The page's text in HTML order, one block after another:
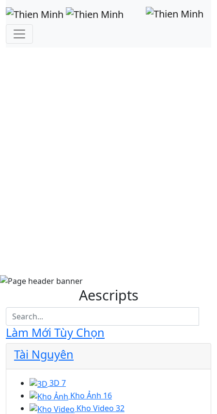
Aescripts
Làm Mới Tùy Chọn
Tài Nguyên
3D 7
Kho Ảnh 16
Kho Video 32